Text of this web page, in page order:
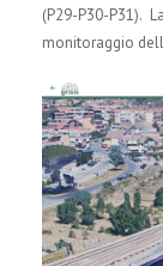
(P29-P30-P31).
monitoraggio